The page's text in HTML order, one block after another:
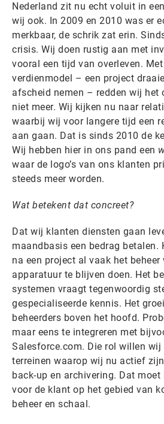
Nederland zit nu echt voluit in
wij ook. In 2009 en 2010 was er
merkbaar, de schrik zat erin.
crisis. Wij doen rustig aan met
vooral een tijd van overleven.
verdienmodel – een project
afscheid nemen – redden wij het
niet meer. Wij kijken nu naar
waarbij wij voor langere tijd een
aan gaan. Dat is sinds 2010 de
Wij hebben hier in ons pand een
waar de logo’s van ons klanten
steeds meer worden.
Wat betekent dat concreet?
Dat wij klanten diensten gaan
maandbasis een bedrag betalen.
na een project al vaak het beheer
apparatuur te blijven doen. Het
systemen vraagt tegenwoordig
gespecialiseerde kennis. Het
beheerders boven het hoofd.
maar eens te integreren met
Salesforce.com. Die rol willen wij
terreinen waarop wij nu actief
back-up en archivering. Dat
voor de klant op het gebied van
beheer en schaal.